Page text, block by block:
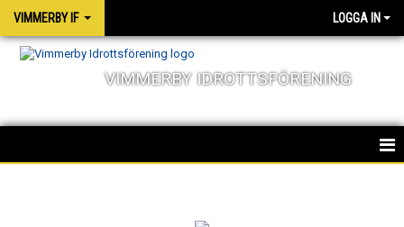
VIMMERBY IF LOGGA IN
VIMMERBY IDROTTSFÖRENING